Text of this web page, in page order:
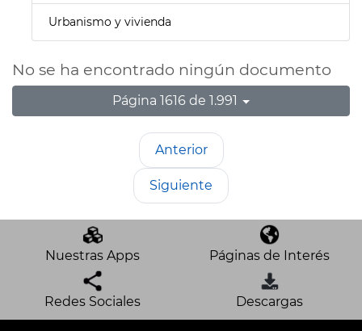
Urbanismo y vivienda
No se ha encontrado ningún documento
Página 1616 de 1.991
Anterior
Siguiente
Nuestras Apps Páginas de Interés
Redes Sociales Descargas